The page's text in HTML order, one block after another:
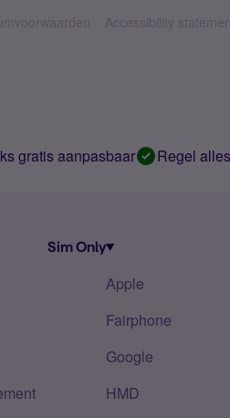
Accessibility
gratis aanpasbaar Regel
Sim Only
Apple
Fairphone
Google
HMD